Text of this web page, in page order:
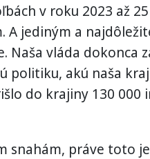
v roku 2023 až
A jediným a
Naša vláda dokonca
politiku, akú naša
do krajiny 130 000
snahám, práve toto